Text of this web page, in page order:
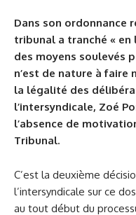
Dans son ordonnance
tribunal a tranché « en
des moyens soulevés
n’est de nature à faire
la légalité des
l’intersyndicale, Zoé
l’absence de
Tribunal.
C’est la deuxième
l’intersyndicale sur ce
au tout début du